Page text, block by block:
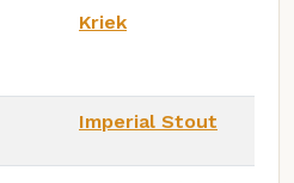
Kriek
Imperial Stout